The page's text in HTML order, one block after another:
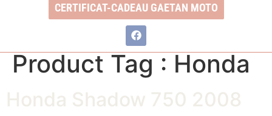
CERTIFICAT-CADEAU GAETAN MOTO
Product Tag : Honda
Honda Shadow 750 2008